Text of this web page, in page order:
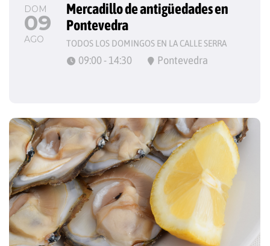
DOM
09
AGO
Mercadillo de antigüedades en
Pontevedra
TODOS LOS DOMINGOS EN LA CALLE SERRA
09:00 - 14:30 Pontevedra